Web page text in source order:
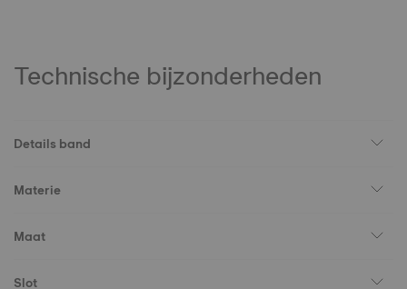
Technische bijzonderheden
Details band
Materie
Maat
Slot